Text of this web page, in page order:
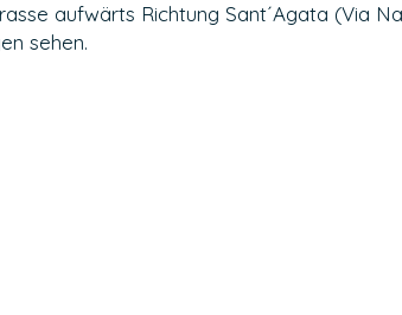
aufwärts Richtung Sant´Agata (Via
sehen.